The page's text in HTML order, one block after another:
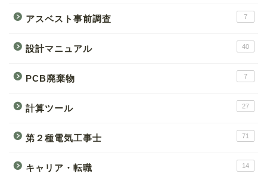
アスベスト事前調査 7
設計マニュアル 40
PCB廃棄物 7
計算ツール 27
第２種電気工事士 71
キャリア・転職 14